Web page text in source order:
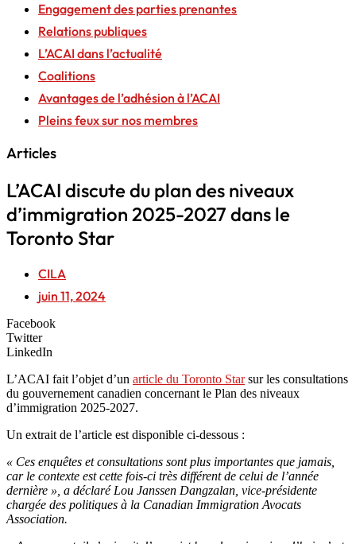
Engagement des parties prenantes
Relations publiques
L’ACAI dans l’actualité
Coalitions
Avantages de l’adhésion à l’ACAI
Pleins feux sur nos membres
Articles
L’ACAI discute du plan des niveaux
d’immigration 2025-2027 dans le
Toronto Star
CILA
juin 11, 2024
Facebook
Twitter
LinkedIn
L’ACAI fait l’objet d’un article du Toronto Starsur les consultations
du gouvernement canadien concernant le Plan des niveaux
d’immigration 2025-2027.
Un extrait de l’article est disponible ci-dessous :
« Ces enquêtes et consultations sont plus importantes que jamais,
car le contexte est cette fois-ci très différent de celui de l’année
dernière », a déclaré Lou Janssen Dangzalan, vice-présidente
chargée des politiques à la Canadian Immigration Avocats
Association.